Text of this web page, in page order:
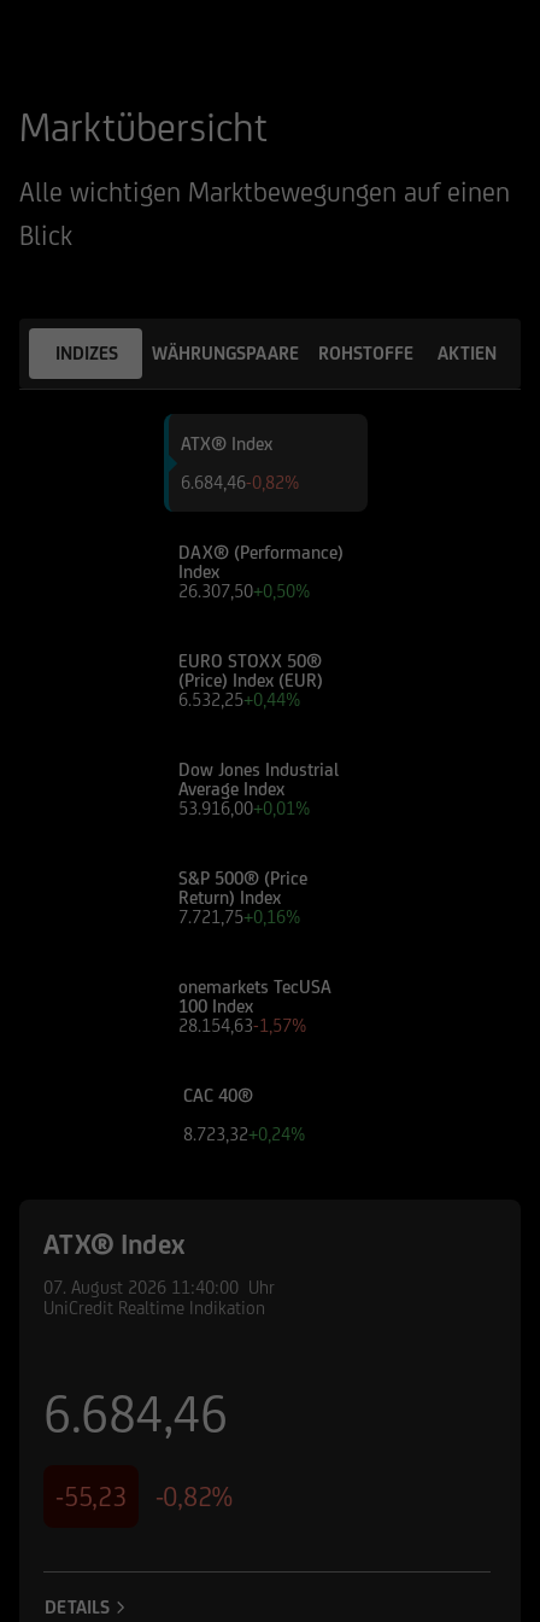
Marktübersicht
Alle wichtigen Marktbewegungen auf einen
Blick
INDIZES WÄHRUNGSPAARE ROHSTOFFE AKTIEN
ATX® Index
6.684,46-0,82%
DAX® (Performance)
Index
26.307,50+0,50%
EURO STOXX 50®
(Price) Index (EUR)
6.532,25+0,44%
Dow Jones Industrial
Average Index
53.916,00+0,01%
S&P 500® (Price
Return) Index
7.721,75+0,16%
onemarkets TecUSA
100 Index
28.154,63-1,57%
CAC 40®
8.723,32+0,24%
ATX® Index
07. August 2026 11:40:00 Uhr
UniCredit Realtime Indikation
6.684,46
-55,23 -0,82%
DETAILS